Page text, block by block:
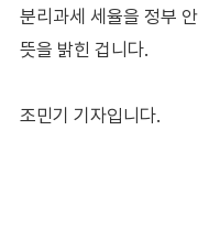
분리과세 세율을 정부
뜻을 밝힌 겁니다.
조민기 기자입니다.